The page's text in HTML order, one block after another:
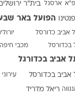
ארסנל בית"ר ירושלים
הפועל באר
אביב כדורסל
בכדורסל מכבי חיפה
אביב בכדורגל
אביב בכדורסל
ריאל מדריד